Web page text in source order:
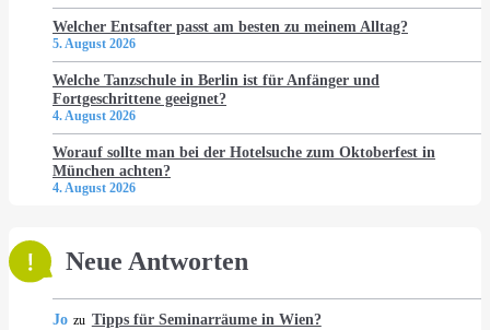
Welcher Entsafter passt am besten zu meinem Alltag?
5. August 2026
Welche Tanzschule in Berlin ist für Anfänger und
Fortgeschrittene geeignet?
4. August 2026
Worauf sollte man bei der Hotelsuche zum Oktoberfest in
München achten?
4. August 2026
Neue Antworten
Jo zu Tipps für Seminarräume in Wien?